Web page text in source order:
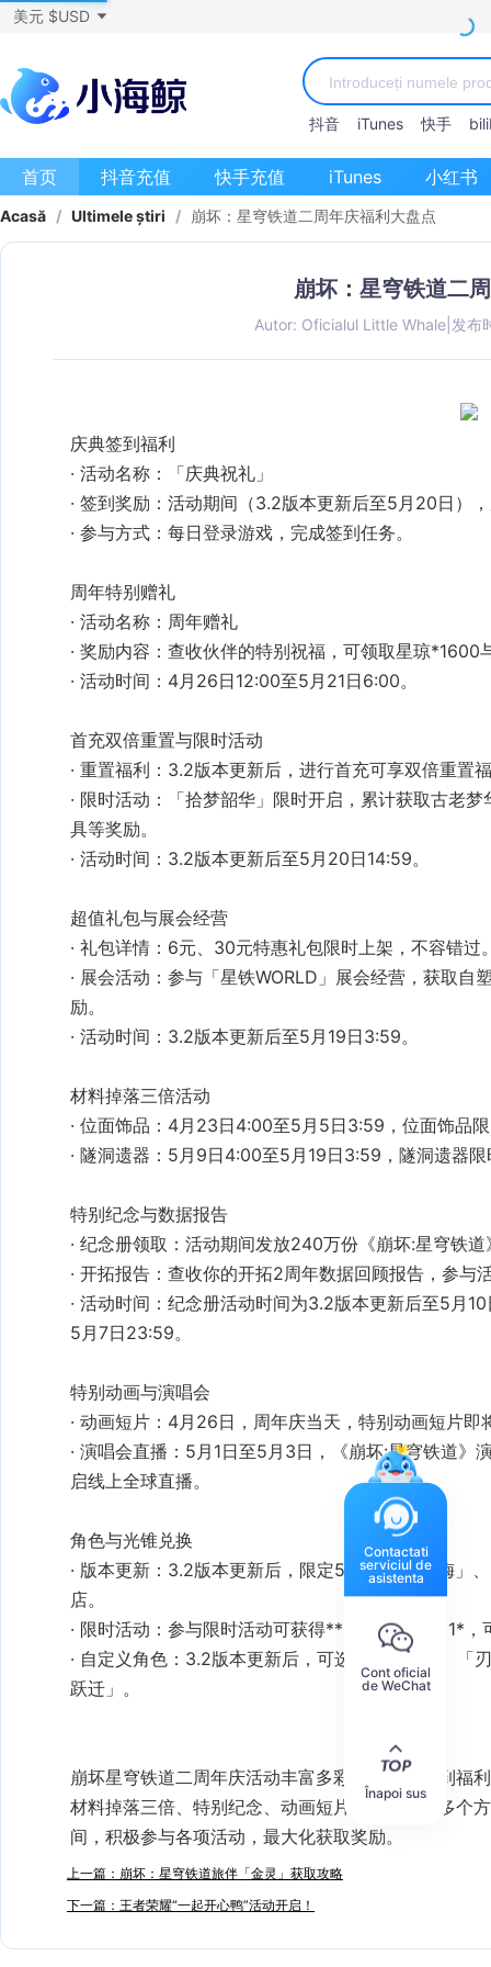
美元 $USD
抖音 iTunes 快手
首页 抖音充值 快手充值 iTunes 小红书
Acasă / Ultimele știri / 崩坏：星穹铁道二周年庆福利大盘点
崩坏：星穹铁道二
Autor: Oficialul Little Whale 发布
活动名称 ‌：「庆典祝礼」
签到奖励
参与方式 ‌：每日登录游戏，完成签到任务。
活动名称 ‌：周年赠礼
奖励内容
星琼*1600
活动时间 ‌：4月26日12:00至5月21日6:00。
重置福利 ：3.2版本更新后，进行首充可享双倍重置
限时活动
具‌等奖励。
活动时间 ‌：3.2版本更新后至5月20日14:59。
礼包详情 ：6元、30元特惠礼包限时上架，不容错过
展会活动
自
励。
活动时间 ‌：3.2版本更新后至5月19日3:59。
位面饰品 ：4月23日4:00至5月5日3:59，位面饰品
隧洞遗器 ：5月9日4:00至5月19日3:59，隧洞遗器
纪念册领取
240万份《崩坏:星穹铁道
开拓报告
开拓2周年数据回顾报告
活动时间 ：纪念册活动时间为3.2版本更新后至5月
5月7日23:59。
动画短片 ：4月26日，周年庆当天，特别动画短片即
演唱会直播 ：5月1日至5月3日，《崩坏:星穹铁道》
启线上全球直播。
版本更新 ：3.2版本更新后，限定5星角色「阮·梅」
店。
限时活动
：参
自定义角色 ：3.2版本更新后，可选择「符玄」、「
跃迁」。
崩坏星穹铁道二周年庆活动丰富多彩，涵盖了签到福
材料掉落三倍、特别纪念、动画短片、演唱会等多个
间，积极参与各项活动，最大化获取奖励。
上一篇：崩坏：星穹铁道旅伴「金灵」获取攻略
下一篇：王者荣耀“一起开心鸭”活动开启！
Contactati
serviciul de
asistenta
Cont oficial
de WeChat
Înapoi sus